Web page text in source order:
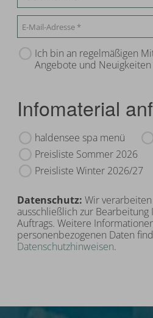
Ich bin an regelmäßigen
Angebote und
Infomaterial
haldensee spa menü
Preisliste Sommer 2026
Preisliste Winter 2026/27
Datenschutz:Wir
ausschließlich zur
Auftrags. Weitere
personenbezogenen Daten
Datenschutzhinweisen.